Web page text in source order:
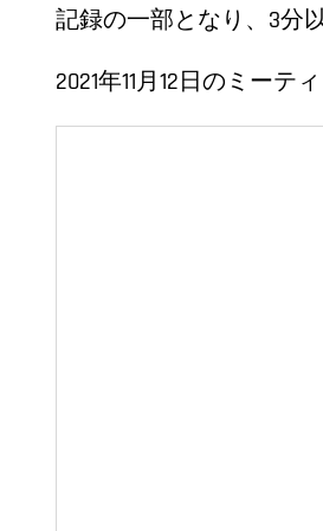
記録の一部となり、3分
2021年11月12日のミーテ